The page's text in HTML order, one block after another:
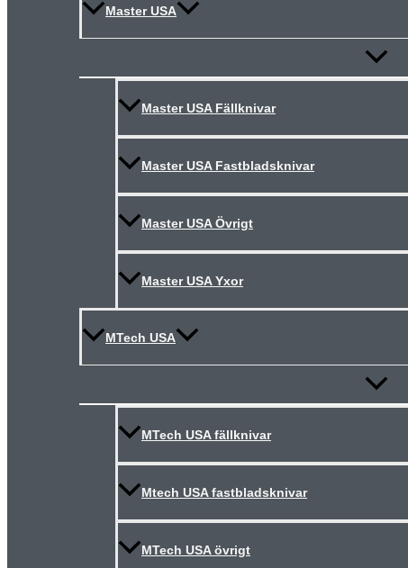
Master USA
Slå
meny
Master USA Fällknivar
Master USA Fastbladsknivar
Master USA Övrigt
Master USA Yxor
MTech USA
Slå
meny
MTech USA fällknivar
Mtech USA fastbladsknivar
MTech USA övrigt